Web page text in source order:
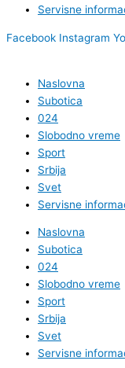
Servisne
Facebook Instagram
Naslovna
Subotica
024
Slobodno vreme
Sport
Srbija
Svet
Servisne
Naslovna
Subotica
024
Slobodno vreme
Sport
Srbija
Svet
Servisne